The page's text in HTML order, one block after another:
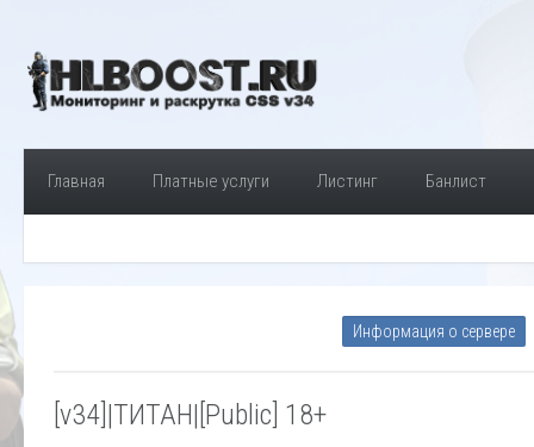
Главная Платные услуги Листинг Банлист
Информация о сервере
[v34]|ТИТАН|[Public] 18+